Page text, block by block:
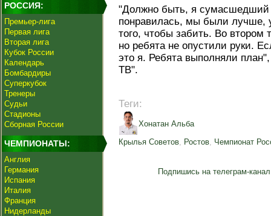
РОССИЯ:
Премьер-лига
Первая лига
Вторая лига
Кубок России
Календарь
Бомбардиры
Суперкубок
Тренеры
Судьи
Стадионы
Сборная России
ЧЕМПИОНАТЫ:
Англия
Германия
Испания
Италия
Франция
Нидерланды
"Должно быть, я сумасшедший
понравилась, мы были лучше,
того, чтобы забить. Во втором
но ребята не опустили руки.
это я. Ребята выполняли
ТВ".
Теги:
Хонатан Альба
Крылья Советов, Ростов, Чемпионат
Подпишись на телеграм-